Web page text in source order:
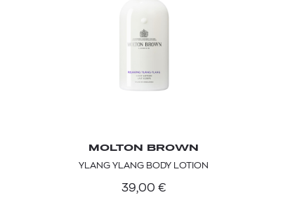
MOLTON BROWN
YLANG YLANG BODY LOTION
39,00 €